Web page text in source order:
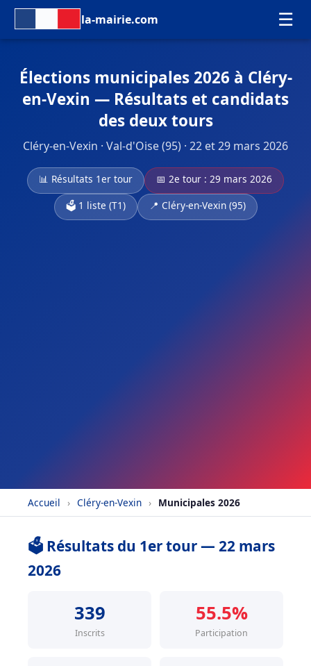
la-mairie.com ☰
Élections municipales 2026 à Cléry-
en-Vexin — Résultats et candidats
des deux tours
Cléry-en-Vexin · Val-d'Oise (95) · 22 et 29 mars 2026
📊 Résultats 1er tour
📅 2e tour : 29 mars 2026
🗳️ 1 liste (T1)
📍 Cléry-en-Vexin (95)
Accueil › Cléry-en-Vexin › Municipales 2026
🗳️ Résultats du 1er tour — 22 mars
2026
339
Inscrits
55.5%
Participation